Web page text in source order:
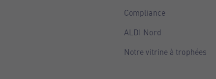
Compliance
ALDI Nord
Notre vitrine à trophées